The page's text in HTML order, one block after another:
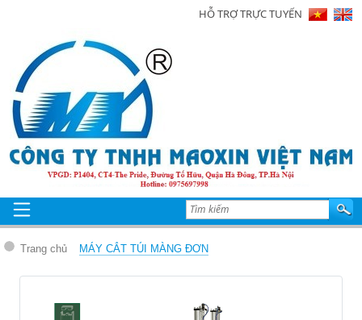
HỖ TRỢ TRỰC TUYẾN
Giới
thiệu
Sản
Tin
tức Trang chủ MÁY CẮT TÚI MÀNG ĐƠN